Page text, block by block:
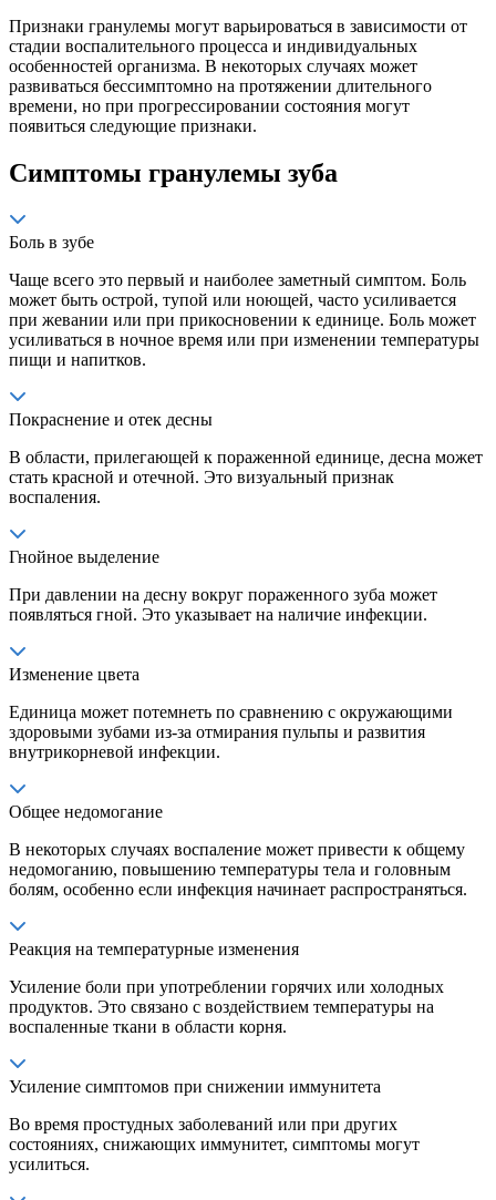
Признаки гранулемы могут варьироваться в зависимости от
стадии воспалительного процесса и индивидуальных
особенностей организма. В некоторых случаях может
развиваться бессимптомно на протяжении длительного
времени, но при прогрессировании состояния могут
появиться следующие признаки.
Симптомы гранулемы зуба
Боль в зубе
Чаще всего это первый и наиболее заметный симптом. Боль
может быть острой, тупой или ноющей, часто усиливается
при жевании или при прикосновении к единице. Боль может
усиливаться в ночное время или при изменении температуры
пищи и напитков.
Покраснение и отек десны
В области, прилегающей к пораженной единице, десна может
стать красной и отечной. Это визуальный признак
воспаления.
Гнойное выделение
При давлении на десну вокруг пораженного зуба может
появляться гной. Это указывает на наличие инфекции.
Изменение цвета
Единица может потемнеть по сравнению с окружающими
здоровыми зубами из-за отмирания пульпы и развития
внутрикорневой инфекции.
Общее недомогание
В некоторых случаях воспаление может привести к общему
недомоганию, повышению температуры тела и головным
болям, особенно если инфекция начинает распространяться.
Реакция на температурные изменения
Усиление боли при употреблении горячих или холодных
продуктов. Это связано с воздействием температуры на
воспаленные ткани в области корня.
Усиление симптомов при снижении иммунитета
Во время простудных заболеваний или при других
состояниях, снижающих иммунитет, симптомы могут
усилиться.